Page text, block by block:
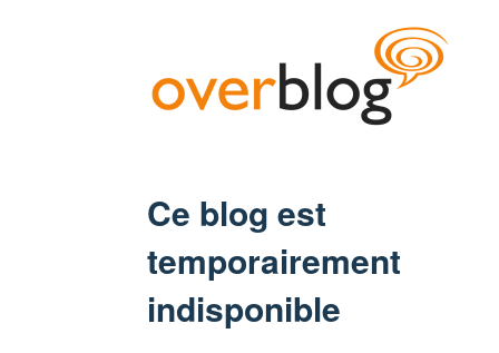
Ce blog est
temporairement
indisponible